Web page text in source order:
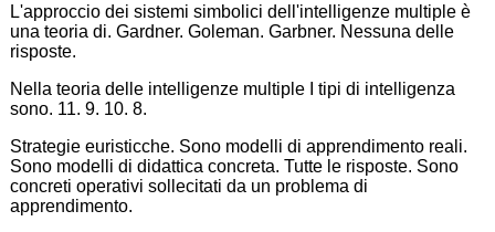
L'approccio dei sistemi simbolici dell'intelligenze multiple è
una teoria di. Gardner. Goleman. Garbner. Nessuna delle
risposte.
Nella teoria delle intelligenze multiple I tipi di intelligenza
sono. 11. 9. 10. 8.
Strategie euristicche. Sono modelli di apprendimento reali.
Sono modelli di didattica concreta. Tutte le risposte. Sono
concreti operativi sollecitati da un problema di
apprendimento.